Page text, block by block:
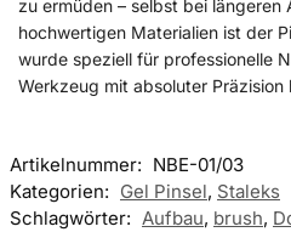
zu ermüden – selbst bei längeren
hochwertigen Materialien ist der
wurde speziell für professionelle
Werkzeug mit absoluter Präzision
Artikelnummer: NBE-01/03
Kategorien: Gel Pinsel, Staleks
Schlagwörter: Aufbau, brush,